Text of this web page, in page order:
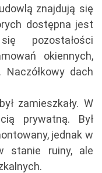
znajdują się
dostępna jest
pozostałości
okiennych,
dach
zamieszkały. W
prywatną. Był
jednak w
stanie ruiny, ale